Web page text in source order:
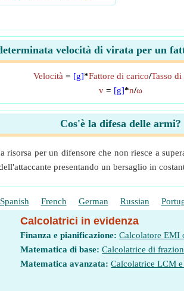
velocità di virata per un
Velocità = [g]*Fattore di carico/Tasso di
v= [g]*n/ω
Cos'è la difesa delle armi?
per un difensore che non riesce a
presentando un bersaglio in
Spanish French German Russian
Calcolatrici in evidenza
Finanza e pianificazione: Calcolatore EMI
Matematica di base: Calcolatrice di
Matematica avanzata: Calcolatrice LCM